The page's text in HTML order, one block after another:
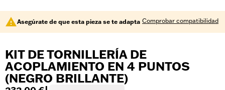
Asegúrate de que esta pieza se te adapta Comprobar compatibilidad
KIT DE TORNILLERÍA DE
ACOPLAMIENTO EN 4 PUNTOS
(NEGRO BRILLANTE)